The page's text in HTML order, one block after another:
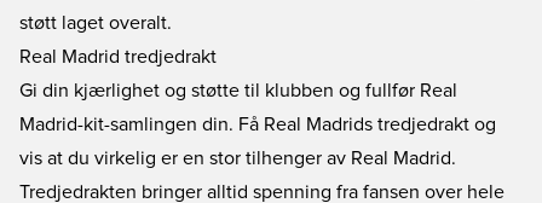
støtt laget overalt.
Real Madrid tredjedrakt
Gi din kjærlighet og støtte til klubben og fullfør Real
Madrid-kit-samlingen din. Få Real Madrids tredjedrakt og
vis at du virkelig er en stor tilhenger av Real Madrid.
Tredjedrakten bringer alltid spenning fra fansen over hele